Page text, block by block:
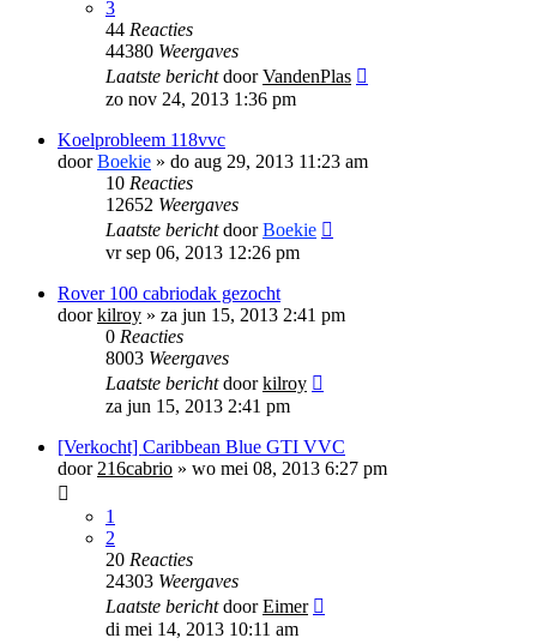
3
44 Reacties
44380 Weergaves
Laatste berichtdoorVandenPlas
zo nov 24, 2013 1:36 pm
Koelprobleem 118vvc
doorBoekie » do aug 29, 2013 11:23 am
10 Reacties
12652 Weergaves
Laatste berichtdoorBoekie
vr sep 06, 2013 12:26 pm
Rover 100 cabriodak gezocht
doorkilroy » za jun 15, 2013 2:41 pm
0 Reacties
8003 Weergaves
Laatste berichtdoorkilroy
za jun 15, 2013 2:41 pm
[Verkocht] Caribbean Blue GTI VVC
door 216cabrio » wo mei 08, 2013 6:27 pm
1
2
20 Reacties
24303 Weergaves
Laatste berichtdoorEimer
di mei 14, 2013 10:11 am